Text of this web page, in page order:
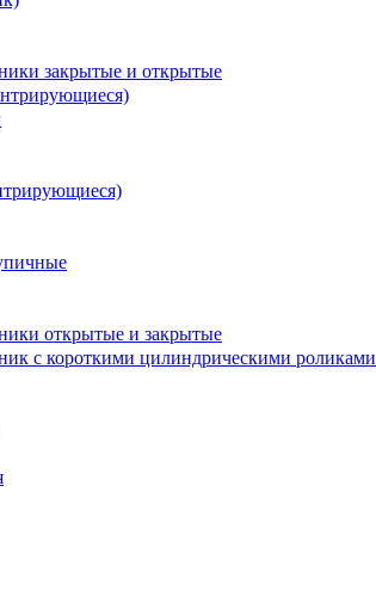
закрытые и открытые
открытые и закрытые
с короткими цилиндрическими роликами